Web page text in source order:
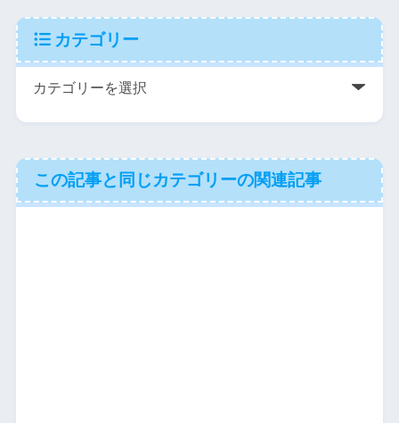
カテゴリー
この記事と同じカテゴリーの関連記事